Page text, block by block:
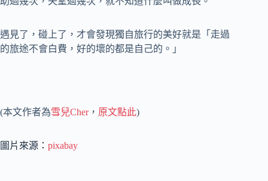
遇見了，碰上了，才會發現獨自旅行的美好就是「走過
的旅途不會白費，好的壞的都是自己的。」
(本文作者為雪兒Cher， 原文點此)
圖片來源： pixabay